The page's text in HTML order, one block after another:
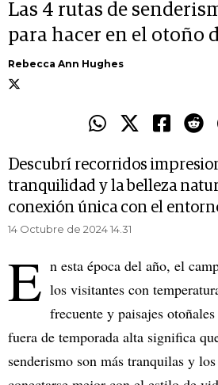
Las 4 rutas de
para hacer en el otoño
Rebecca Ann Hughes
Descubrí recorridos
tranquilidad y la belleza
conexión única con el
14 Octubre de 2024 14.31
E n esta época del año, el
los visitantes con
frecuente y paisajes
fuera de temporada alta significa
senderismo son más tranquilas y